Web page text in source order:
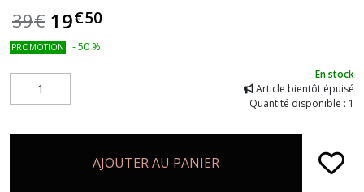
39€ 19€50
PROMOTION -50 %
En stock
Article bientôt épuisé
Quantité disponible : 1
AJOUTER AU PANIER